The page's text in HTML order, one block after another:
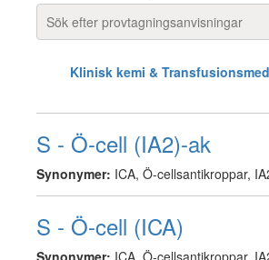
Klinisk kemi &
S - Ö-cell (IA2)-ak
Synonymer: ICA, Ö-cellsantikroppar,
S - Ö-cell (ICA)
Synonymer: ICA, Ö-cellsantikroppar,